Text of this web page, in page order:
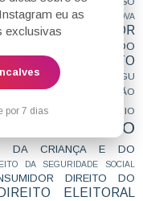
eu as
exclusivas
por 7 dias
CURSINHO
A SUBJETIVA
CURSO PROVA
DEBATE
DEFENSOR
DELEGADO
DEPOIMENTO
DICA AGU
DIREITO A EDUCAÇÃO
DIREITO AGRÁRIO
DIREITO
DA CRIANÇA E DO
DA SEGURIDADE SOCIAL
DIREITO DO
DIREITO ELEITORAL